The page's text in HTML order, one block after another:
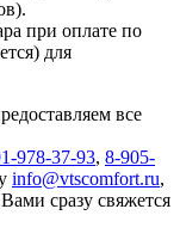
при оплате по
для
все
978-37-93, 8-905-
info@vtscomfort.ru,
сразу свяжется